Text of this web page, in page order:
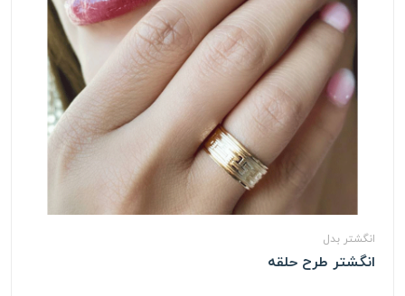
انگشتر بدل
انگشتر طرح حلقه